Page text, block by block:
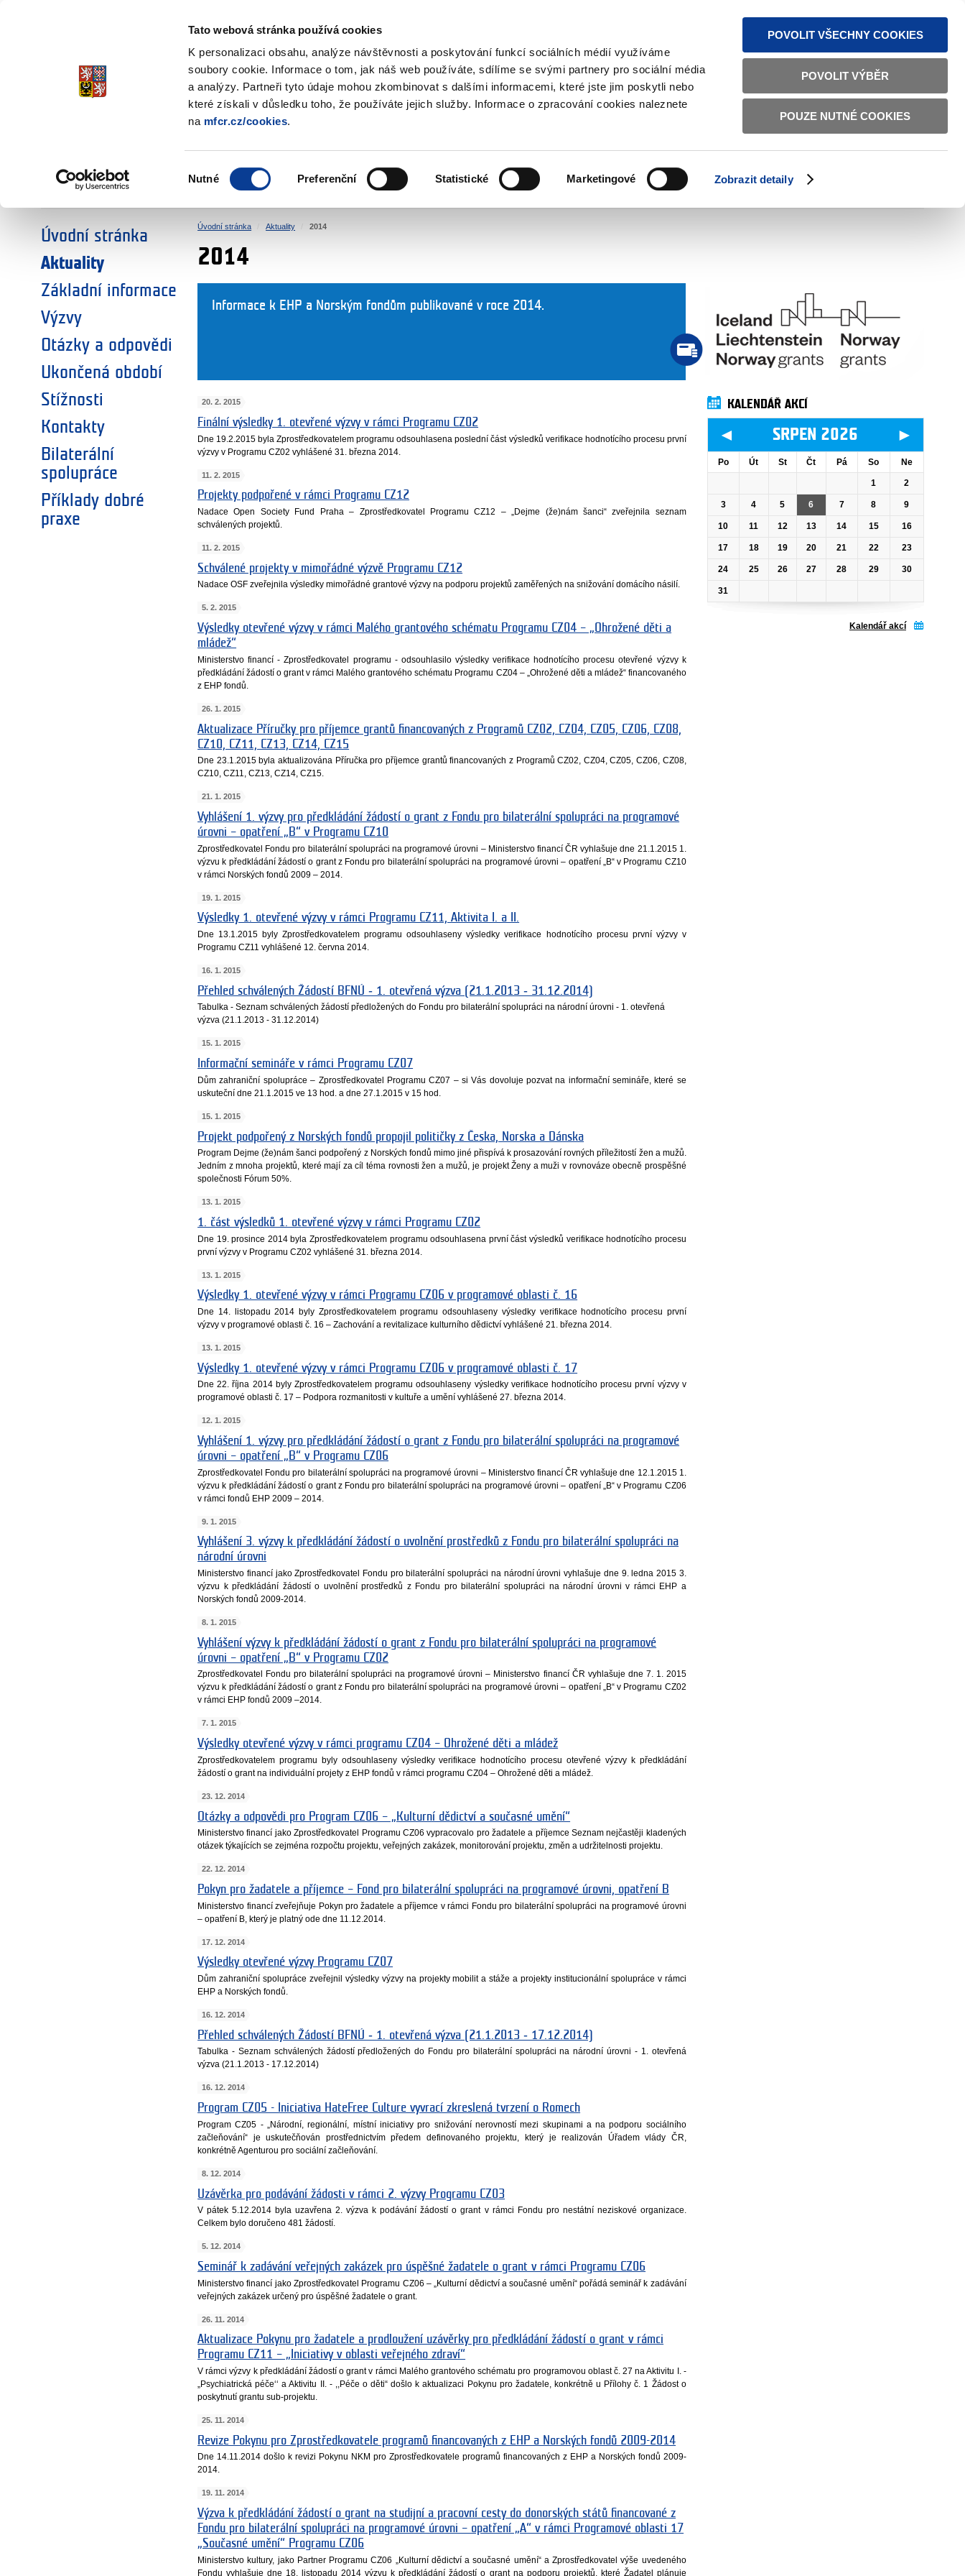
Tato webová stránka používá cookies
K personalizaci obsahu, analýze návštěvnosti a poskytování funkcí sociálních médií využíváme
soubory cookie. Informace o tom, jak náš web používáte, sdílíme se svými partnery pro sociální média
a analýzy. Partneři tyto údaje mohou zkombinovat s dalšími informacemi, které jste jim poskytli nebo
které získali v důsledku toho, že používáte jejich služby. Informace o zpracování cookies naleznete
na mfcr.cz/cookies.
souhlasu
Nutné Preferenční Statistické Marketingové Zobrazit detaily
POVOLIT VŠECHNY COOKIES
POVOLIT VÝBĚR
POUZE NUTNÉ COOKIES
TEXTOVÁ VERZE ČESKY ENGLISH
Fondy EHP a Norska
ZVOLTE SI OBLAST:
SOCIÁLNÍ DIALOG ŽIVOTNÍ PROSTŘEDÍ LIDSKÁ PRÁVA SPRAVEDLNOST VNITŘNÍ VĚCI BILATERÁLNÍ SPOLUPRÁCE
Úvodní stránka
Aktuality
Základní informace
Výzvy
Otázky a odpovědi
Ukončená období
Stížnosti
Kontakty
Bilaterální
spolupráce
Příklady dobré
praxe
Úvodní stránka Aktuality 2014
2014
Informace k EHP a Norským fondům publikované v roce 2014.
20. 2. 2015
Finální výsledky 1. otevřené výzvy v rámci Programu CZ02
Dne 19.2.2015 byla Zprostředkovatelem programu odsouhlasena poslední část výsledků verifikace hodnotícího procesu první
výzvy v Programu CZ02 vyhlášené 31. března 2014.
11. 2. 2015
Projekty podpořené v rámci Programu CZ12
Nadace Open Society Fund Praha – Zprostředkovatel Programu CZ12 – „Dejme (že)nám šanci“ zveřejnila seznam
schválených projektů.
11. 2. 2015
Schválené projekty v mimořádné výzvě Programu CZ12
Nadace OSF zveřejnila výsledky mimořádné grantové výzvy na podporu projektů zaměřených na snižování domácího násilí.
5. 2. 2015
Výsledky otevřené výzvy v rámci Malého grantového schématu Programu CZ04 – „Ohrožené děti a
mládež“
Ministerstvo financí - Zprostředkovatel programu - odsouhlasilo výsledky verifikace hodnotícího procesu otevřené výzvy k
předkládání žádostí o grant v rámci Malého grantového schématu Programu CZ04 – „Ohrožené děti a mládež“ financovaného
z EHP fondů.
26. 1. 2015
Aktualizace Příručky pro příjemce grantů financovaných z Programů CZ02, CZ04, CZ05, CZ06, CZ08,
CZ10, CZ11, CZ13, CZ14, CZ15
Dne 23.1.2015 byla aktualizována Příručka pro příjemce grantů financovaných z Programů CZ02, CZ04, CZ05, CZ06, CZ08,
CZ10, CZ11, CZ13, CZ14, CZ15.
21. 1. 2015
Vyhlášení 1. výzvy pro předkládání žádostí o grant z Fondu pro bilaterální spolupráci na programové
úrovni – opatření „B“ v Programu CZ10
Zprostředkovatel Fondu pro bilaterální spolupráci na programové úrovni – Ministerstvo financí ČR vyhlašuje dne 21.1.2015 1.
výzvu k předkládání žádostí o grant z Fondu pro bilaterální spolupráci na programové úrovni – opatření „B“ v Programu CZ10
v rámci Norských fondů 2009 – 2014.
19. 1. 2015
Výsledky 1. otevřené výzvy v rámci Programu CZ11, Aktivita I. a II.
Dne 13.1.2015 byly Zprostředkovatelem programu odsouhlaseny výsledky verifikace hodnotícího procesu první výzvy v
Programu CZ11 vyhlášené 12. června 2014.
16. 1. 2015
Přehled schválených Žádostí BFNÚ ‐ 1. otevřená výzva (21.1.2013 ‐ 31.12.2014)
Tabulka - Seznam schválených žádostí předložených do Fondu pro bilaterální spolupráci na národní úrovni - 1. otevřená
výzva (21.1.2013 - 31.12.2014)
15. 1. 2015
Informační semináře v rámci Programu CZ07
Dům zahraniční spolupráce – Zprostředkovatel Programu CZ07 – si Vás dovoluje pozvat na informační semináře, které se
uskuteční dne 21.1.2015 ve 13 hod. a dne 27.1.2015 v 15 hod.
15. 1. 2015
Projekt podpořený z Norských fondů propojil političky z Česka, Norska a Dánska
Program Dejme (že)nám šanci podpořený z Norských fondů mimo jiné přispívá k prosazování rovných příležitostí žen a mužů.
Jedním z mnoha projektů, které mají za cíl téma rovnosti žen a mužů, je projekt Ženy a muži v rovnováze obecně prospěšné
společnosti Fórum 50%.
13. 1. 2015
1. část výsledků 1. otevřené výzvy v rámci Programu CZ02
Dne 19. prosince 2014 byla Zprostředkovatelem programu odsouhlasena první část výsledků verifikace hodnotícího procesu
první výzvy v Programu CZ02 vyhlášené 31. března 2014.
13. 1. 2015
Výsledky 1. otevřené výzvy v rámci Programu CZ06 v programové oblasti č. 16
Dne 14. listopadu 2014 byly Zprostředkovatelem programu odsouhlaseny výsledky verifikace hodnotícího procesu první
výzvy v programové oblasti č. 16 – Zachování a revitalizace kulturního dědictví vyhlášené 21. března 2014.
13. 1. 2015
Výsledky 1. otevřené výzvy v rámci Programu CZ06 v programové oblasti č. 17
Dne 22. října 2014 byly Zprostředkovatelem programu odsouhlaseny výsledky verifikace hodnotícího procesu první výzvy v
programové oblasti č. 17 – Podpora rozmanitosti v kultuře a umění vyhlášené 27. března 2014.
12. 1. 2015
Vyhlášení 1. výzvy pro předkládání žádostí o grant z Fondu pro bilaterální spolupráci na programové
úrovni – opatření „B“ v Programu CZ06
Zprostředkovatel Fondu pro bilaterální spolupráci na programové úrovni – Ministerstvo financí ČR vyhlašuje dne 12.1.2015 1.
výzvu k předkládání žádostí o grant z Fondu pro bilaterální spolupráci na programové úrovni – opatření „B“ v Programu CZ06
v rámci fondů EHP 2009 – 2014.
9. 1. 2015
Vyhlášení 3. výzvy k předkládání žádostí o uvolnění prostředků z Fondu pro bilaterální spolupráci na
národní úrovni
Ministerstvo financí jako Zprostředkovatel Fondu pro bilaterální spolupráci na národní úrovni vyhlašuje dne 9. ledna 2015 3.
výzvu k předkládání žádostí o uvolnění prostředků z Fondu pro bilaterální spolupráci na národní úrovni v rámci EHP a
Norských fondů 2009-2014.
8. 1. 2015
Vyhlášení výzvy k předkládání žádostí o grant z Fondu pro bilaterální spolupráci na programové
úrovni – opatření „B“ v Programu CZ02
Zprostředkovatel Fondu pro bilaterální spolupráci na programové úrovni – Ministerstvo financí ČR vyhlašuje dne 7. 1. 2015
výzvu k předkládání žádostí o grant z Fondu pro bilaterální spolupráci na programové úrovni – opatření „B“ v Programu CZ02
v rámci EHP fondů 2009 –2014.
7. 1. 2015
Výsledky otevřené výzvy v rámci programu CZ04 – Ohrožené děti a mládež
Zprostředkovatelem programu byly odsouhlaseny výsledky verifikace hodnotícího procesu otevřené výzvy k předkládání
žádostí o grant na individuální projety z EHP fondů v rámci programu CZ04 – Ohrožené děti a mládež.
23. 12. 2014
Otázky a odpovědi pro Program CZ06 – „Kulturní dědictví a současné umění“
Ministerstvo financí jako Zprostředkovatel Programu CZ06 vypracovalo pro žadatele a příjemce Seznam nejčastěji kladených
otázek týkajících se zejména rozpočtu projektu, veřejných zakázek, monitorování projektu, změn a udržitelnosti projektu.
22. 12. 2014
Pokyn pro žadatele a příjemce – Fond pro bilaterální spolupráci na programové úrovni, opatření B
Ministerstvo financí zveřejňuje Pokyn pro žadatele a příjemce v rámci Fondu pro bilaterální spolupráci na programové úrovni
– opatření B, který je platný ode dne 11.12.2014.
17. 12. 2014
Výsledky otevřené výzvy Programu CZ07
Dům zahraniční spolupráce zveřejnil výsledky výzvy na projekty mobilit a stáže a projekty institucionální spolupráce v rámci
EHP a Norských fondů.
16. 12. 2014
Přehled schválených Žádostí BFNÚ ‐ 1. otevřená výzva (21.1.2013 ‐ 17.12.2014)
Tabulka - Seznam schválených žádostí předložených do Fondu pro bilaterální spolupráci na národní úrovni - 1. otevřená
výzva (21.1.2013 - 17.12.2014)
16. 12. 2014
Program CZ05 - Iniciativa HateFree Culture vyvrací zkreslená tvrzení o Romech
Program CZ05 - „Národní, regionální, místní iniciativy pro snižování nerovností mezi skupinami a na podporu sociálního
začleňování“ je uskutečňován prostřednictvím předem definovaného projektu, který je realizován Úřadem vlády ČR,
konkrétně Agenturou pro sociální začleňování.
8. 12. 2014
Uzávěrka pro podávání žádosti v rámci 2. výzvy Programu CZ03
V pátek 5.12.2014 byla uzavřena 2. výzva k podávání žádostí o grant v rámci Fondu pro nestátní neziskové organizace.
Celkem bylo doručeno 481 žádostí.
5. 12. 2014
Seminář k zadávání veřejných zakázek pro úspěšné žadatele o grant v rámci Programu CZ06
Ministerstvo financí jako Zprostředkovatel Programu CZ06 – „Kulturní dědictví a současné umění“ pořádá seminář k zadávání
veřejných zakázek určený pro úspěšné žadatele o grant.
26. 11. 2014
Aktualizace Pokynu pro žadatele a prodloužení uzávěrky pro předkládání žádostí o grant v rámci
Programu CZ11 – „Iniciativy v oblasti veřejného zdraví“
V rámci výzvy k předkládání žádostí o grant v rámci Malého grantového schématu pro programovou oblast č. 27 na Aktivitu I. -
„Psychiatrická péče‘‘ a Aktivitu II. - ,,Péče o děti“ došlo k aktualizaci Pokynu pro žadatele, konkrétně u Přílohy č. 1 Žádost o
poskytnutí grantu sub-projektu.
25. 11. 2014
Revize Pokynu pro Zprostředkovatele programů financovaných z EHP a Norských fondů 2009-2014
Dne 14.11.2014 došlo k revizi Pokynu NKM pro Zprostředkovatele programů financovaných z EHP a Norských fondů 2009-
2014.
19. 11. 2014
Výzva k předkládání žádostí o grant na studijní a pracovní cesty do donorských států financované z
Fondu pro bilaterální spolupráci na programové úrovni – opatření „A“ v rámci Programové oblasti 17
„Současné umění“ Programu CZ06
Ministerstvo kultury, jako Partner Programu CZ06 „Kulturní dědictví a současné umění“ a Zprostředkovatel výše uvedeného
Fondu vyhlašuje dne 18. listopadu 2014 výzvu k předkládání žádostí o grant na podporu projektů, které Žadatel plánuje
KALENDÁŘ AKCÍ
◄ SRPEN 2026 ►
Po Út St Čt Pá So Ne
1 2
3 4 5 6 7 8 9
10 11 12 13 14 15 16
17 18 19 20 21 22 23
24 25 26 27 28 29 30
31
Kalendář akcí